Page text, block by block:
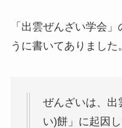
「出雲ぜんざい学会
うに書いてありました。
ぜんざいは、出
い)餅」に起因し